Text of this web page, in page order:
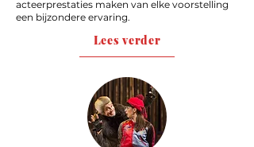
acteerprestaties maken van elke voorstelling
een bijzondere ervaring.
Lees verder